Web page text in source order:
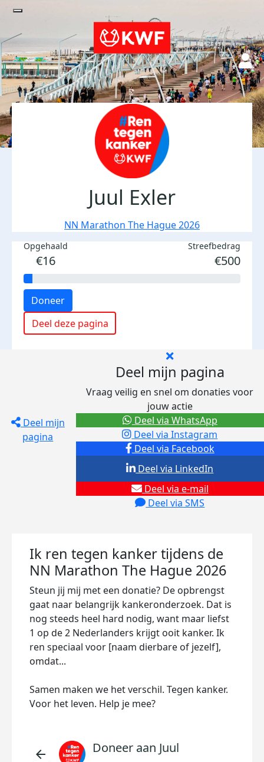
Juul Exler
NN Marathon The Hague 2026
Opgehaald
€16
Streefbedrag
€500
Doneer
Deel deze pagina
Deel mijn
pagina
Deel mijn pagina
Vraag veilig en snel om donaties voor
jouw actie
Deel via Facebook
Deel via Instagram
Deel via e-mail
Deel via SMS
Deel via LinkedIn
Deel via WhatsApp
Ik ren tegen kanker tijdens de
NN Marathon The Hague 2026
Steun jij mij met een donatie? De opbrengst
gaat naar belangrijk kankeronderzoek. Dat is
nog steeds heel hard nodig, want maar liefst
1 op de 2 Nederlanders krijgt ooit kanker. Ik
ren speciaal voor [naam dierbare of jezelf],
omdat...
Samen maken we het verschil. Tegen kanker.
Voor het leven. Help je mee?
arrow_back Doneer aan Juul